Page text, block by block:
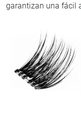
garantizan una fácil